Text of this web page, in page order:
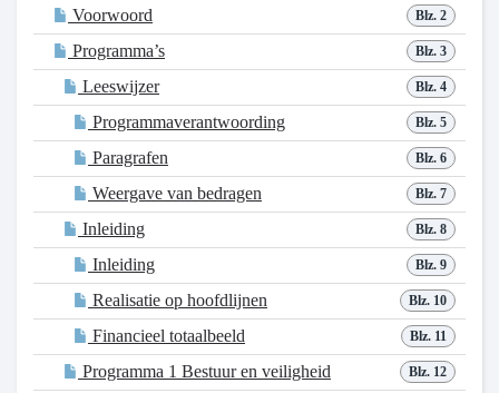
Blz. 2
Voorwoord
Blz. 3
Programma’s
Blz. 4
Leeswijzer
Blz. 5
Programmaverantwoording
Blz. 6
Paragrafen
Blz. 7
Weergave van bedragen
Blz. 8
Inleiding
Blz. 9
Inleiding
Blz. 10
Realisatie op hoofdlijnen
Blz. 11
Financieel totaalbeeld
Blz. 12
Programma 1 Bestuur en veiligheid